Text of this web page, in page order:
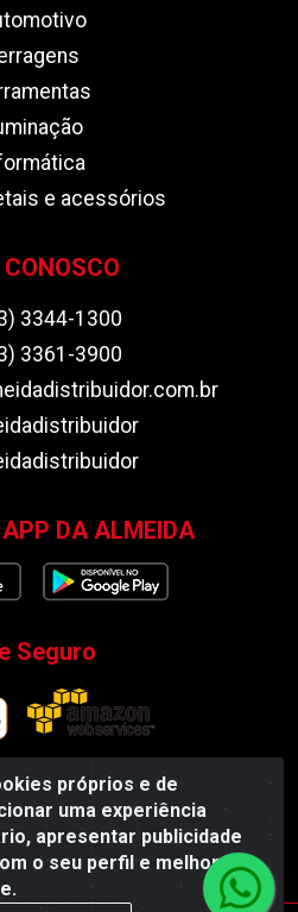
próprios e de
uma experiência
apresentar publicidade
o seu perfil e melhorar a
e acessórios
CONOSCO
3344-1300
3361-3900
DA ALMEIDA
Seguro
BR 104, S/N, Centro -
000 - CNPJ 35.419.548/0001-55